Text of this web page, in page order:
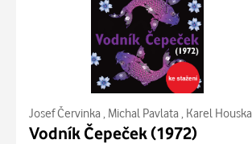
Josef Červinka , Michal Pavlata , Karel Houska
Vodník Čepeček (1972)